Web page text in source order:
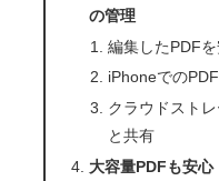
の管理
編集したPDF
iPhoneでの
クラウドスト
と共有
大容量PDFも安